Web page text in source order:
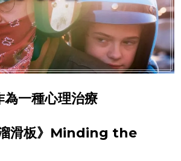
為一種心理治療
溜滑板》Minding the